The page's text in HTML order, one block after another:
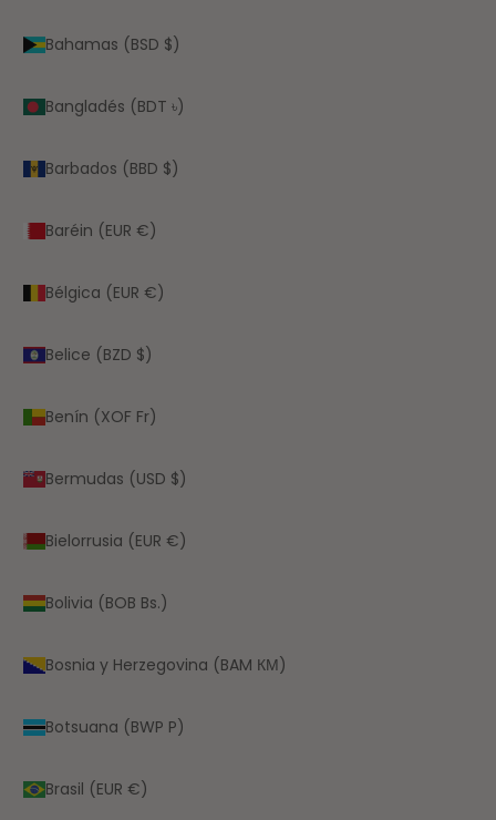
Bahamas (BSD $)
Bangladés (BDT ৳)
Barbados (BBD $)
Baréin (EUR €)
Bélgica (EUR €)
Belice (BZD $)
Benín (XOF Fr)
Bermudas (USD $)
Bielorrusia (EUR €)
Bolivia (BOB Bs.)
Bosnia y Herzegovina (BAM КМ)
Botsuana (BWP P)
Brasil (EUR €)